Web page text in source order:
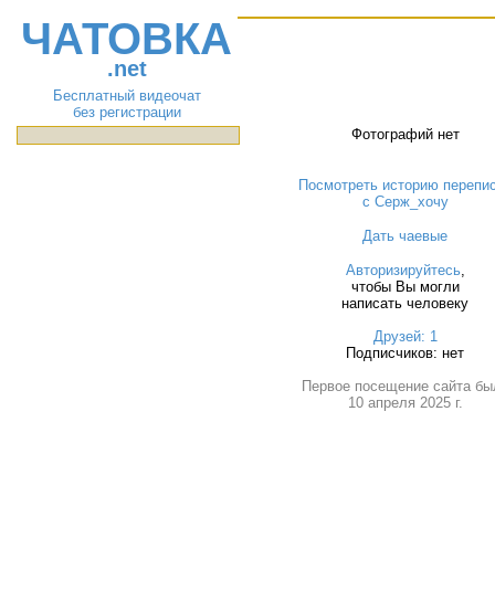
ЧАТОВКА
.net
Бесплатный видеочат
без регистрации
Фотографий нет
Посмотреть историю
с Серж_хочу
Дать чаевые
Авторизируйтесь,
чтобы Вы могли
написать человеку
Друзей: 1
Подписчиков: нет
Первое посещение сайта
10 апреля 2025 г.